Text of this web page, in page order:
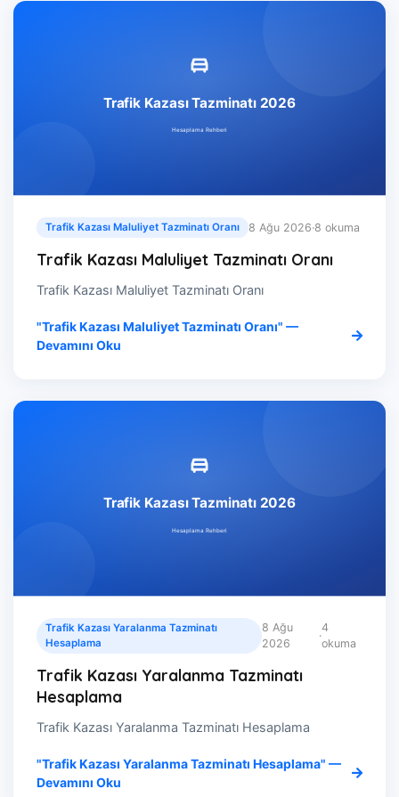
Trafik Kazası Maluliyet Tazminatı Oranı 8 Ağu 2026·8 okuma
Trafik Kazası Maluliyet Tazminatı Oranı
Trafik Kazası Maluliyet Tazminatı Oranı
"Trafik Kazası Maluliyet Tazminatı Oranı" —
Devamını Oku
Trafik Kazası Yaralanma Tazminatı
Hesaplama
8 Ağu
2026
·
4
okuma
Trafik Kazası Yaralanma Tazminatı
Hesaplama
Trafik Kazası Yaralanma Tazminatı Hesaplama
"Trafik Kazası Yaralanma Tazminatı Hesaplama" —
Devamını Oku